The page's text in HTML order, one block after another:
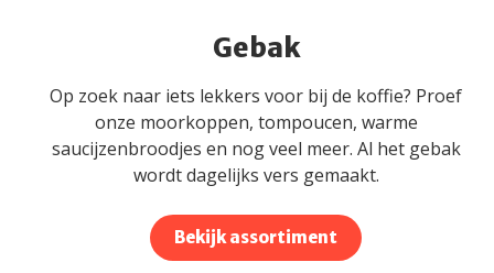
Gebak
Op zoek naar iets lekkers voor bij de koffie? Proef
onze moorkoppen, tompoucen, warme
saucijzenbroodjes en nog veel meer. Al het gebak
wordt dagelijks vers gemaakt.
Bekijk assortiment